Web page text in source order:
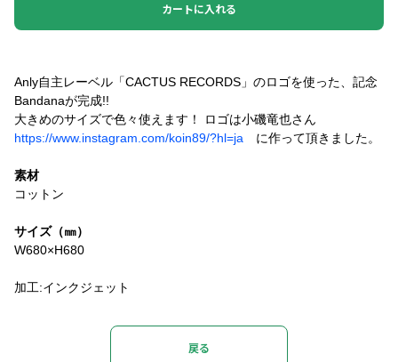
カートに入れる
Anly自主レーベル「CACTUS RECORDS」のロゴを使った、記念
Bandanaが完成!!
大きめのサイズで色々使えます！ ロゴは小磯竜也さん
https://www.instagram.com/koin89/?hl=ja に作って頂きました。
素材
コットン
サイズ（㎜）
W680×H680
加工:インクジェット
戻る